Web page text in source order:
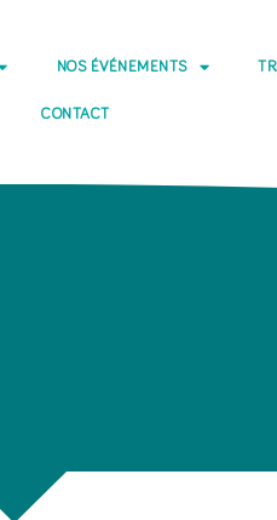
NOS ÉVÉNEMENTS
CONTACT